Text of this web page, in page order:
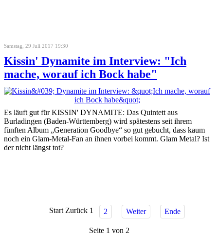
Samstag, 29 Juli 2017 19:30
Kissin' Dynamite im Interview: "Ich
mache, worauf ich Bock habe"
Es läuft gut für KISSIN' DYNAMITE: Das Quintett aus
Burladingen (Baden-Württemberg) wird spätestens seit ihrem
fünften Album „Generation Goodbye“ so gut gebucht, dass kaum
noch ein Glam-Metal-Fan an ihnen vorbei kommt. Glam Metal? Ist
der nicht längst tot?
Start Zurück 1 2 Weiter Ende
Seite 1 von 2